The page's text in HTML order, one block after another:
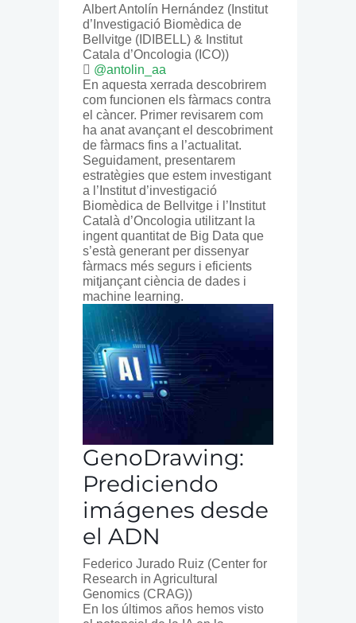
Albert Antolín Hernández (Institut
d’Investigació Biomèdica de
Bellvitge (IDIBELL) & Institut
Catala d’Oncologia (ICO))
@antolin_aa
En aquesta xerrada descobrirem
com funcionen els fàrmacs contra
el càncer. Primer revisarem com
ha anat avançant el descobriment
de fàrmacs fins a l’actualitat.
Seguidament, presentarem
estratègies que estem investigant
a l’Institut d’investigació
Biomèdica de Bellvitge i l’Institut
Català d’Oncologia utilitzant la
ingent quantitat de Big Data que
s’està generant per dissenyar
fàrmacs més segurs i eficients
mitjançant ciència de dades i
machine learning.
GenoDrawing:
Prediciendo
imágenes desde
el ADN
Federico Jurado Ruiz (Center for
Research in Agricultural
Genomics (CRAG))
En los últimos años hemos visto